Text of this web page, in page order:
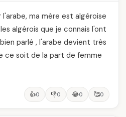
l'arabe, ma mère est algéroise
algérois que je connais l'ont
parlé , l'arabe devient très
ce soit de la part de femme
👍0 👎0 😂0 🥰0